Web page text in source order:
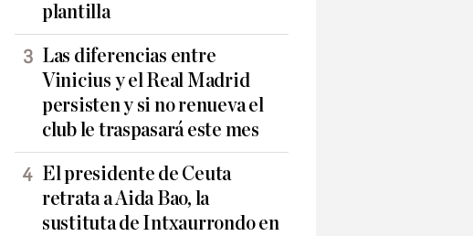
plantilla
Las diferencias entre
Vinicius y el Real Madrid
persisten y si no renueva el
club le traspasará este mes
El presidente de Ceuta
retrata a Aida Bao, la
sustituta de Intxaurrondo en